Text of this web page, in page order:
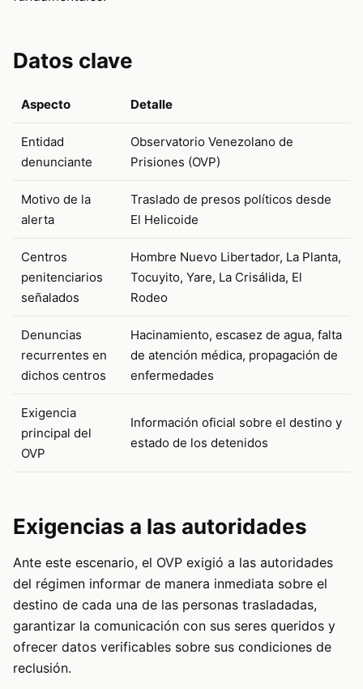
Datos clave
Aspecto Detalle
Entidad
denunciante
Observatorio Venezolano de
Prisiones (OVP)
Motivo de la
alerta
Traslado de presos políticos desde
El Helicoide
Centros
penitenciarios
señalados
Hombre Nuevo Libertador, La Planta,
Tocuyito, Yare, La Crisálida, El
Rodeo
Denuncias
recurrentes en
dichos centros
Hacinamiento, escasez de agua, falta
de atención médica, propagación de
enfermedades
Exigencia
principal del
OVP
Información oficial sobre el destino y
estado de los detenidos
Exigencias a las autoridades
Ante este escenario, el OVP exigió a las autoridades
del régimen informar de manera inmediata sobre el
destino de cada una de las personas trasladadas,
garantizar la comunicación con sus seres queridos y
ofrecer datos verificables sobre sus condiciones de
reclusión.